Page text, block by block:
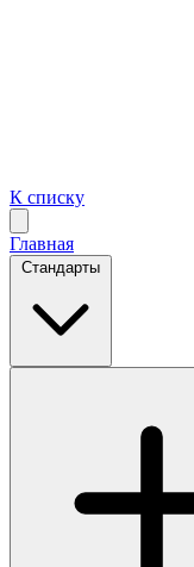
К списку
Главная
Стандарты